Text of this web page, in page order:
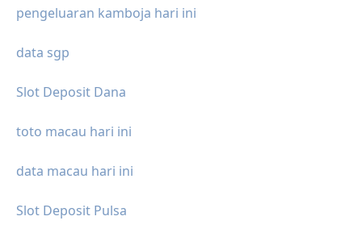
pengeluaran kamboja hari ini
data sgp
Slot Deposit Dana
toto macau hari ini
data macau hari ini
Slot Deposit Pulsa